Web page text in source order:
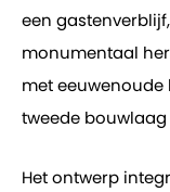
een
monumentaal
met
tweede
Het ontwerp